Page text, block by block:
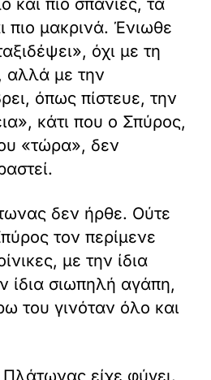
και πιο σπάνιες, τα
πιο μακρινά. Ένιωθε
όχι με τη
αλλά με την
όπως πίστευε, την
κάτι που ο Σπύρος,
«τώρα», δεν
δεν ήρθε. Ούτε
τον περίμενε
με την ίδια
ίδια σιωπηλή αγάπη,
του γινόταν όλο και
είχε φύγει.